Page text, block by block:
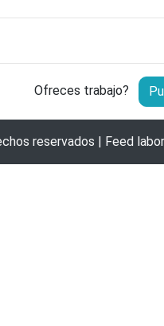
Ofreces trabajo?
reservados | Feed